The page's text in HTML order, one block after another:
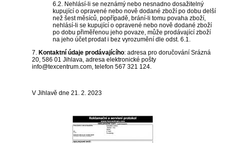
6.2. Nehlásí-li se neznámý nebo nesnadno dosažitelný
kupující o opravené nebo nově dodané zboží po dobu delší
než šest měsíců, popřípadě, brání-li tomu povaha zboží,
nehlásí-li se kupující o opravené nebo nově dodané zboží
po dobu přiměřenou jeho povaze, může prodávající zboží
na jeho účet prodat i bez vyrozumění dle odst. 6.1.
7. Kontaktní údaje prodávajícího: adresa pro doručování Srázná
20, 586 01 Jihlava, adresa elektronické pošty
info@texcentrum.com, telefon 567 321 124.
V Jihlavě dne 21. 2. 2023